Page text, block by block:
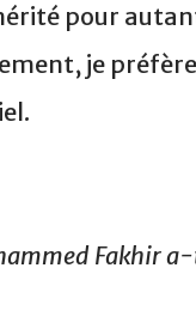
pour
je
Fakhir